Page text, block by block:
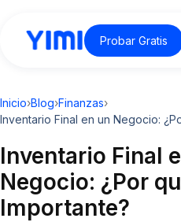
Probar Gratis
Inicio›Blog›Finanzas›
Inventario Final en un Negocio:
Inventario Final
Negocio: ¿Por
Importante?